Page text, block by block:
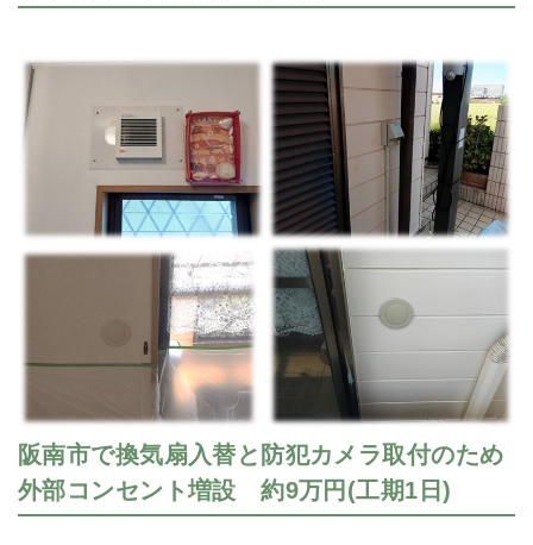
阪南市で換気扇入替と防犯カメラ取付のため
外部コンセント増設 約9万円(工期1日)